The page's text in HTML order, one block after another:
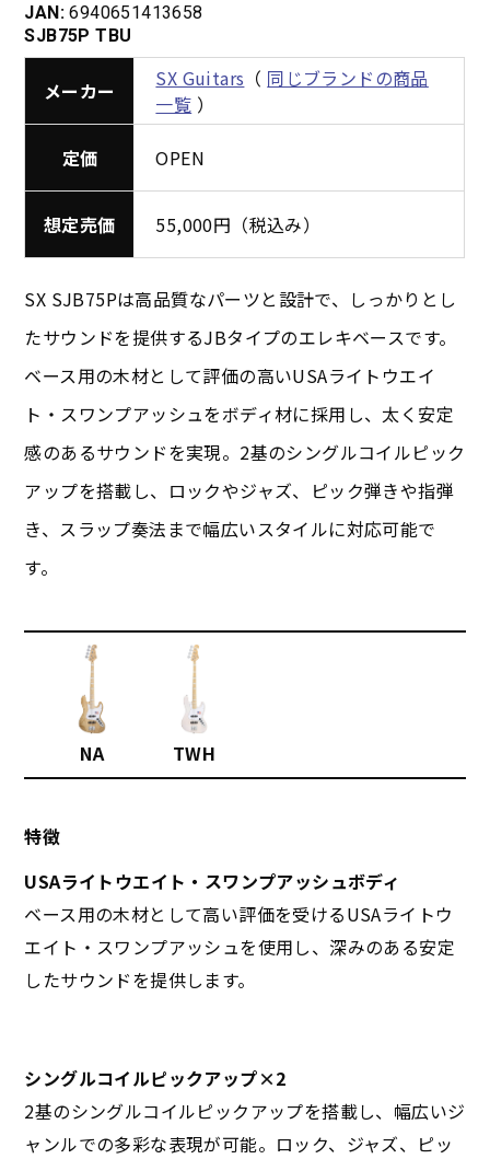
JAN: 6940651413658
SJB75P TBU
メーカー SX Guitars （ 同じブランドの商品
一覧 ）
定価 OPEN
想定売価 55,000円（税込み）
SX SJB75Pは高品質なパーツと設計で、しっかりとし
たサウンドを提供するJBタイプのエレキベースです。
ベース用の木材として評価の高いUSAライトウエイ
ト・スワンプアッシュをボディ材に採用し、太く安定
感のあるサウンドを実現。2基のシングルコイルピック
アップを搭載し、ロックやジャズ、ピック弾きや指弾
き、スラップ奏法まで幅広いスタイルに対応可能で
す。
NA TWH
特徴
USAライトウエイト・スワンプアッシュボディ
ベース用の木材として高い評価を受けるUSAライトウ
エイト・スワンプアッシュを使用し、深みのある安定
したサウンドを提供します。
シングルコイルピックアップ×2
2基のシングルコイルピックアップを搭載し、幅広いジ
ャンルでの多彩な表現が可能。ロック、ジャズ、ピッ